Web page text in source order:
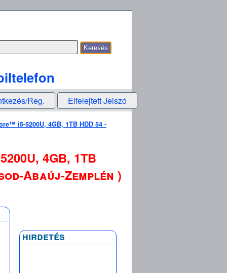
Reg. Elfelejtett Jelszó
i5-5200U, 4GB, 1TB HDD 54 -
4GB, 1TB
Abaúj-Zemplén )
hirdetés